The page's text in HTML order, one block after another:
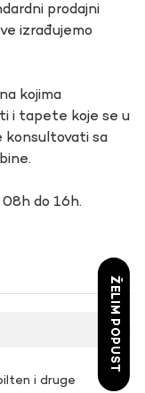
prodajni
izrađujemo
kojima
i tapete koje se u
konsultovati sa
do 16h.
i druge
ŽELIM POPUST